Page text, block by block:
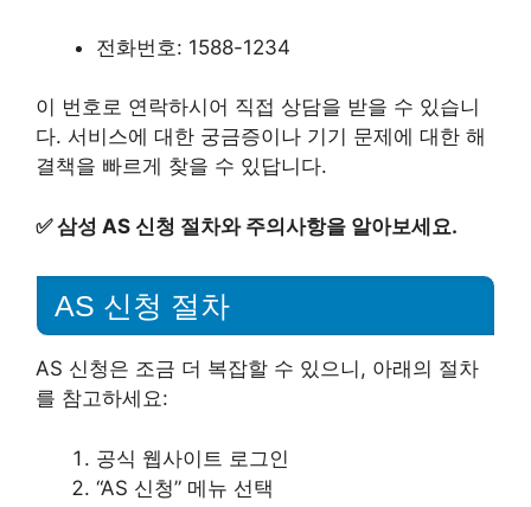
전화번호: 1588-1234
이 번호로 연락하시어 직접 상담을 받을 수 있습니
다. 서비스에 대한 궁금증이나 기기 문제에 대한 해
결책을 빠르게 찾을 수 있답니다.
✅삼성 AS 신청 절차와 주의사항을 알아보세요.
AS 신청 절차
AS 신청은 조금 더 복잡할 수 있으니, 아래의 절차
를 참고하세요:
공식 웹사이트 로그인
“AS 신청” 메뉴 선택